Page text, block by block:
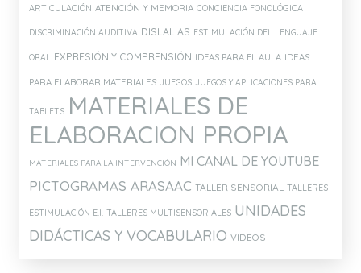
ARTICULACIÓN ATENCIÓN Y MEMORIA CONCIENCIA FONOLÓGICA
DISCRIMINACIÓN AUDITIVA DISLALIAS ESTIMULACIÓN DEL LENGUAJE
ORAL EXPRESIÓN Y COMPRENSIÓN IDEAS PARA EL AULA IDEAS
PARA ELABORAR MATERIALES JUEGOS JUEGOS Y APLICACIONES PARA
TABLETS MATERIALES DE
ELABORACION PROPIA
MATERIALES PARA LA INTERVENCIÓN MI CANAL DE YOUTUBE
PICTOGRAMAS ARASAAC TALLER SENSORIAL TALLERES
ESTIMULACIÓN E.I. TALLERES MULTISENSORIALES UNIDADES
DIDÁCTICAS Y VOCABULARIO VIDEOS